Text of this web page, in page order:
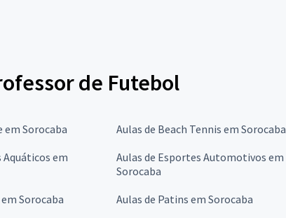
de Futebol
em Sorocaba Aulas de Beach Tennis em Sorocaba
Aquáticos em
Aulas de Esportes Automotivos em
Sorocaba
Sorocaba Aulas de Patins em Sorocaba